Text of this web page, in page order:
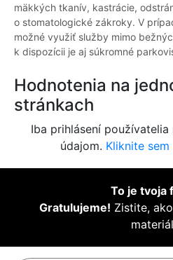
mäkkých tkanív, kastrácie,
o stomatologické zákroky. V
možné využiť služby mimo
k dispozícii je aj súkromné
Hodnotenia na
stránkach
Iba prihlásení
údajom. Kliknite
To je tvoja
Gratulujeme! Zistite,